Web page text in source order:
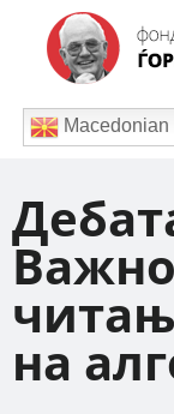
Macedonian
на